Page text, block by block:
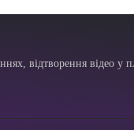
відтворення відео у